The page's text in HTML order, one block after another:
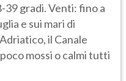
gradi. Venti: fino a
e sui mari di
il Canale
mossi o calmi tutti